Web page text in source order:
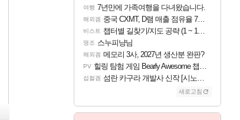
여행 7년만에 가족여행을 다녀왔습니다.
해외겜 중국 CXMT, D램 매출 점유율 7%…글로벌 4위로 부상
비스트 챕터별 길찾기/지도 공략 (1 ~ 12장)
명조 스누피냥님
해외겜 메모리 3사, 2027년 생산분 완판?
PV 힐링 탐험 게임 Bearly Awesome 챕터 1 트레일러
섭컬겜 섬란 카구라 개발사 신작 [시노비 넥서스] 연내 출시 예정
새로고침